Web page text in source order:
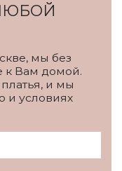
мы без
к Вам домой.
и мы
и условиях